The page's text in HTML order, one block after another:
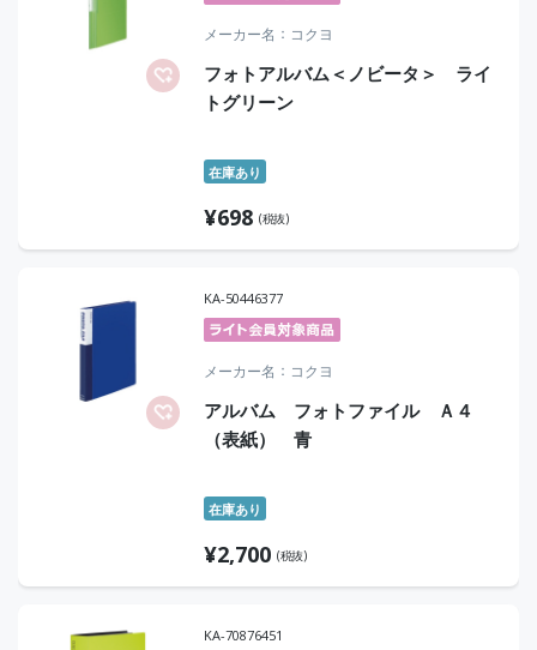
メーカー名 コクヨ
フォトアルバム＜ノビータ＞ ライ
トグリーン
在庫あり
¥698 (税抜)
KA-50446377
メーカー名 コクヨ
アルバム フォトファイル Ａ４
（表紙） 青
在庫あり
¥2,700 (税抜)
KA-70876451